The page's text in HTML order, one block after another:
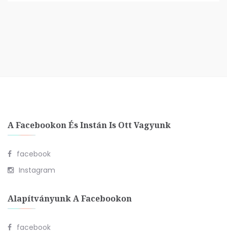
A Facebookon És Instán Is Ott Vagyunk
facebook
Instagram
Alapítványunk A Facebookon
facebook